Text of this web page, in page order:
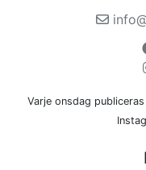
Varje onsdag